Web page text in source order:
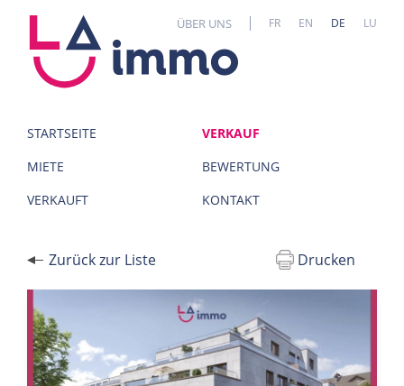
STARTSEITE
VERKAUF
MIETE
BEWERTUNG
VERKAUFT
KONTAKT
ÜBER UNS FR EN DE LU
Zurück zur Liste Drucken